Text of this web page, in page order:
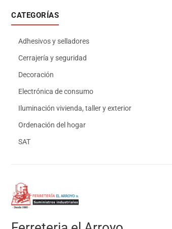
CATEGORÍAS
Adhesivos y selladores
Cerrajería y seguridad
Decoración
Electrónica de consumo
Iluminación vivienda, taller y exterior
Ordenación del hogar
SAT